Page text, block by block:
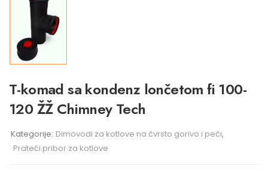
T-komad sa kondenz lončetom fi 100-
120 ŽŽ Chimney Tech
Kategorije: Dimovodi za kotlove na čvrsto gorivo i peći,
Prateći pribor za kotlove